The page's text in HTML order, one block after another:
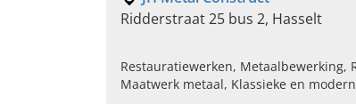
Ridderstraat 25 bus 2, Hasselt
Restauratiewerken, Metaalbewerking,
Maatwerk metaal, Klassieke en